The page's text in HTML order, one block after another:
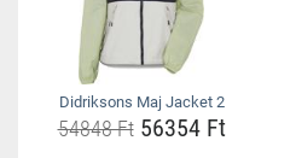
Didriksons Maj Jacket 2
54848 Ft56354 Ft